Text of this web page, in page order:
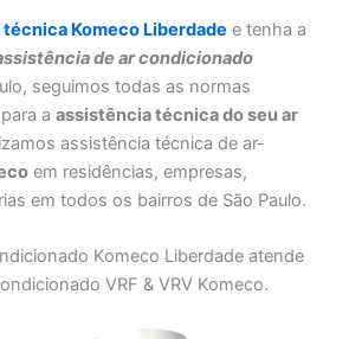
Komeco Liberdade e tenha a
de ar condicionado
seguimos todas as normas
aassistência técnica do seu ar
assistência técnica de ar-
em residências, empresas,
em todos os bairros de São Paulo.
Komeco Liberdade atende
VRF & VRV Komeco.